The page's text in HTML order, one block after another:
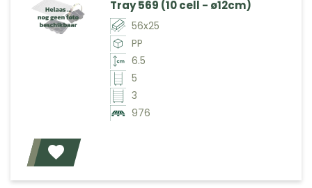
Tray 569 (10 cell - ø12cm)
56x25
PP
6.5
5
3
976